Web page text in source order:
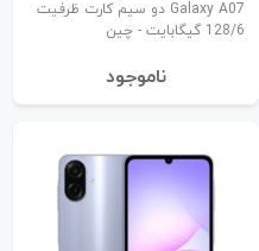
Galaxy A07 دو سیم کارت ظرفیت
128/6 گیگابایت - چین
نا‌موجود